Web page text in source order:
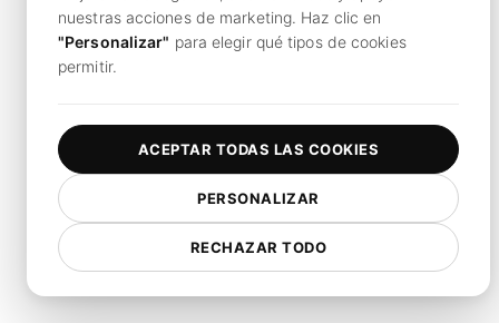
nuestras acciones de marketing. Haz clic en
"Personalizar" para elegir qué tipos de cookies
permitir.
RECHAZAR TODO
PERSONALIZAR
ACEPTAR TODAS LAS COOKIES